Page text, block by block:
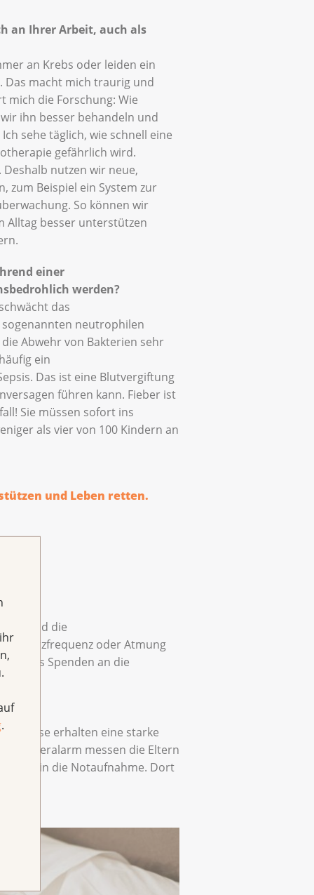
.
an Ihrer Arbeit, auch als
an Krebs oder leiden ein
Das macht mich traurig und
mich die Forschung: Wie
ihn besser behandeln und
sehe täglich, wie schnell eine
gefährlich wird.
nutzen wir neue,
zum Beispiel ein System zur
So können wir
Alltag besser unterstützen
einer
werden?
das
neutrophilen
Abwehr von Bakterien sehr
ein
Das ist eine Blutvergiftung
führen kann. Fieber ist
Sie müssen sofort ins
als vier von 100 Kindern an
und Leben retten.
die
Herzfrequenz oder Atmung
dass Spenden an die
Diese erhalten eine starke
Fieberalarm messen die Eltern
sofort in die Notaufnahme. Dort